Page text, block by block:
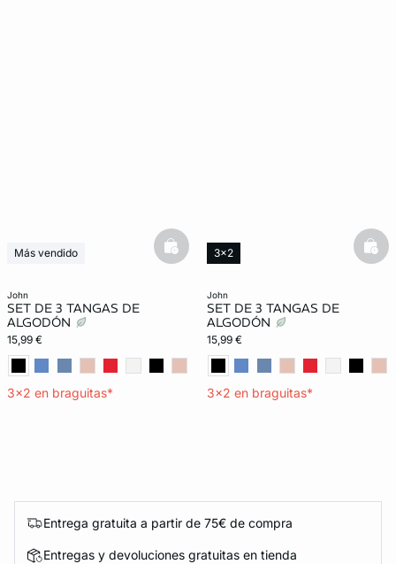
john
SET DE 3 TANGAS DE
ALGODÓN
15,99 €
3x2 en braguitas*
Más vendido
basketfull
john
SET DE 3 TANGAS DE
ALGODÓN
15,99 €
3x2 en braguitas*
3x2
Entrega gratuita a partir de 75€ de compra
Entregas y devoluciones gratuitas en tienda